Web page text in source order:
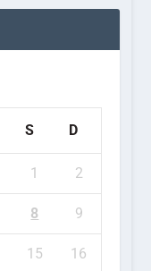
S D
1 2
8 9
15 16